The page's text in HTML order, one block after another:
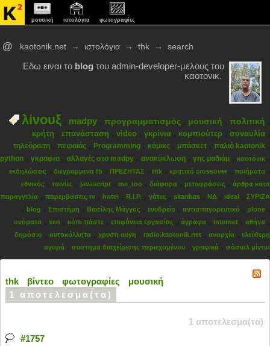
μουσική ιστολόγια φωτογραφίες
@ kaotonik.net → ιστολόγια → thk → search
Εδω ειναι το blog του admin-developer-μελους του
καοτονικ.
λίνουξ madpy προγραμματισμός μουσική πολιτική
κρήτη επανάσταση video γκρίνια κομπιούτερ συναυλία
τηλεόραση πειραιάς Programming κόμικς μπάσκετ παλιό kaotonik
python γκραφιτι αλλαγές στο madpy ανακύκλωση γης μαδιάμ καοτόνικ
εκδηλώσεις διεγραμμενα fb ΠΡΕΖΗΤΑΣ thk κρητικό crossover ποιήματα
εθνικός ταινίες javascript me_too διάφορα μεταφράσεις
άρθρα κατα
παραγγελία
παρεμβάσεις tv hotel R.I.P. γάτες skaribas ΝΔ ideal ΣΥΡΙΖΑ
blog Επιστήμη Βασίλης Μάγγος ενυδρείο αντιαπαγορευτικό plone
ονόματα xen κόπι πάστε επιφάνεια εργασίας άγραφα internet αθήνα
δημόσιο αυτοκόλλητα χρυση αυγη radio.kaotonik.net αναρχία
ελεύθερη
αγορά
συστημα διαχείρισης περιεχομένου γραφικά σόσιαλ μίντια
thk βίντεο φωτογραφίες
μουσική
1 αποτελεσμα(τα)
1 αποτελεσμα(τα)
#1757